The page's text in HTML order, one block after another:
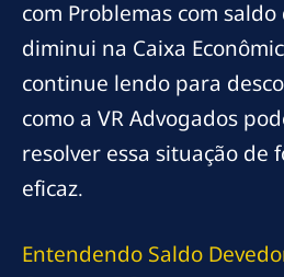
com Problemas com
diminui na Caixa
continue lendo para
como a VR Advogados
resolver essa situação de
eficaz.
Entendendo Saldo